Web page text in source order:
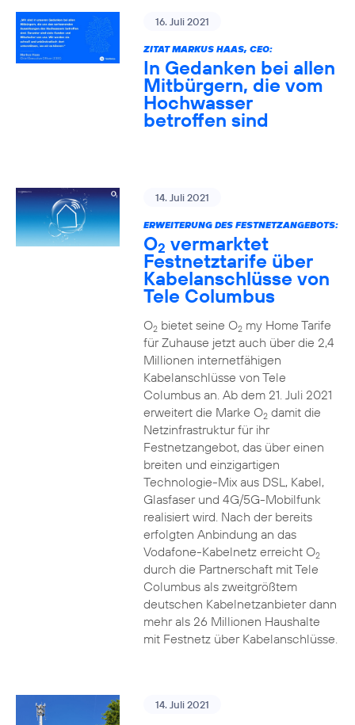
16. Juli 2021
ZITAT MARKUS HAAS, CEO:
In Gedanken bei allen
Mitbürgern, die vom
Hochwasser
betroffen sind
14. Juli 2021
ERWEITERUNG DES FESTNETZANGEBOTS:
O2 vermarktet
Festnetztarife über
Kabelanschlüsse von
Tele Columbus
O2bietet seine O2my Home Tarife
für Zuhause jetzt auch über die 2,4
Millionen internetfähigen
Kabelanschlüsse von Tele
Columbus an. Ab dem 21. Juli 2021
erweitert die Marke O2damit die
Netzinfrastruktur für ihr
Festnetzangebot, das über einen
breiten und einzigartigen
Technologie-Mix aus DSL, Kabel,
Glasfaser und 4G/5G-Mobilfunk
realisiert wird. Nach der bereits
erfolgten Anbindung an das
Vodafone-Kabelnetz erreicht O2
durch die Partnerschaft mit Tele
Columbus als zweitgrößtem
deutschen Kabelnetzanbieter dann
mehr als 26 Millionen Haushalte
mit Festnetz über Kabelanschlüsse.
14. Juli 2021